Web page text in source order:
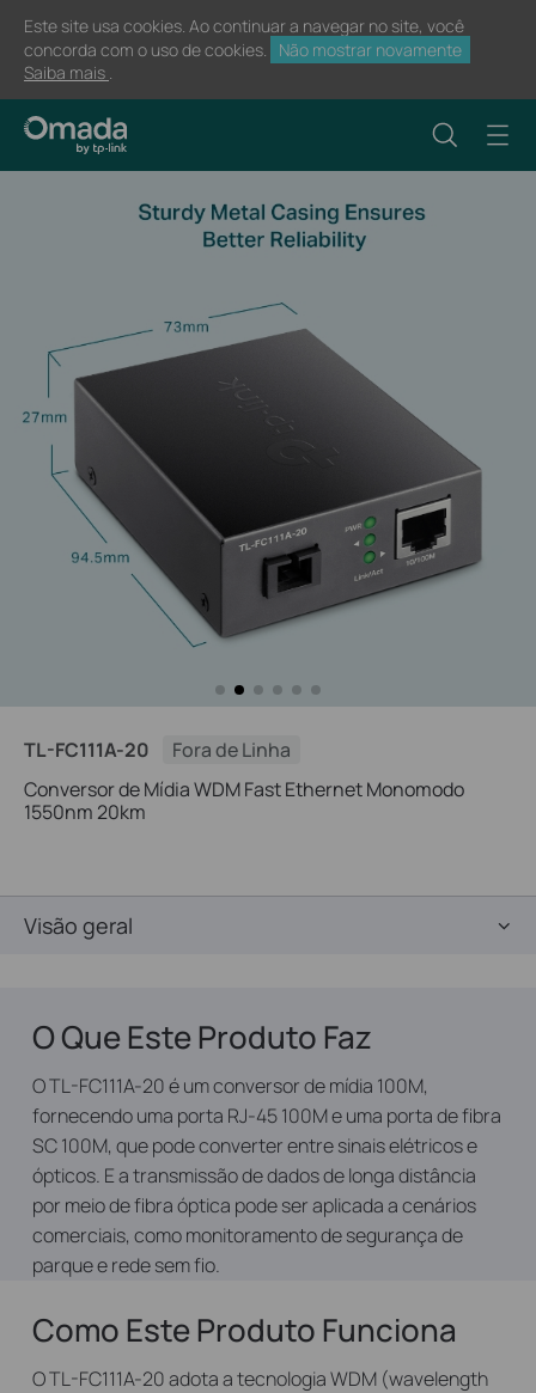
Este site usa cookies. Ao continuar a navegar no site, você
concorda com o uso de cookies.
Não mostrar novamente
Saiba mais .
TL-FC111A-20
Fora de Linha
Conversor de Mídia WDM Fast Ethernet Monomodo
1550nm 20km
Visão geral
O Que Este Produto Faz
O TL-FC111A-20 é um conversor de mídia 100M,
fornecendo uma porta RJ-45 100M e uma porta de fibra
SC 100M, que pode converter entre sinais elétricos e
ópticos. E a transmissão de dados de longa distância
por meio de fibra óptica pode ser aplicada a cenários
comerciais, como monitoramento de segurança de
parque e rede sem fio.
Como Este Produto Funciona
O TL-FC111A-20 adota a tecnologia WDM (wavelength